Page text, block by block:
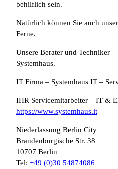
behilflich sein.
Natürlich können Sie auch
Ferne.
Unsere Berater und Techniker
Systemhaus.
IT Firma – Systemhaus IT –
IHR Servicemitarbeiter – IT &
https://www.systemhaus.it
Niederlassung Berlin City
Brandenburgische Str. 38
10707 Berlin
Tel: +49 (0)30 54874086